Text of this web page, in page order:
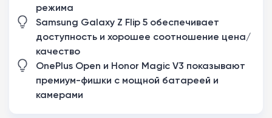
режима
Samsung Galaxy Z Flip 5 обеспечивает
доступность и хорошее соотношение цена/
качество
OnePlus Open и Honor Magic V3 показывают
премиум-фишки с мощной батареей и
камерами